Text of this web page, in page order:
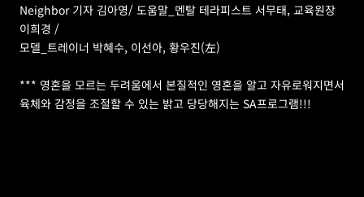
Neighbor 기자 김아영/ 도움말_멘탈 테라피스트 서무태, 교육원장
이희경 /
모델_트레이너 박혜수, 이선아, 황우진(左)
*** 영혼을 모르는 두려움에서 본질적인 영혼을 알고 자유로워지면서
육체와 감정을 조절할 수 있는 밝고 당당해지는 SA프로그램!!!